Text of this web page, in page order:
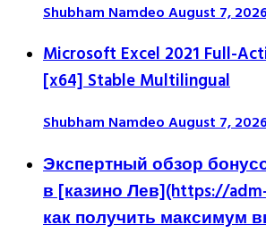
Shubham NamdeoAugust 7,
Microsoft Excel 2021 Full-
[x64] Stable Multilingual
Shubham NamdeoAugust 7,
Экспертный обзор
в [казино Лев](https://
как получить максимум